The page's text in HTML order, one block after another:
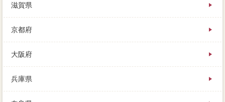
滋賀県
京都府
大阪府
兵庫県